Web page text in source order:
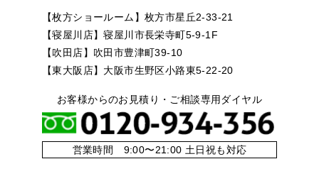
【枚方ショールーム】枚方市星丘2-33-21
【寝屋川店】寝屋川市長栄寺町5-9-1F
【吹田店】吹田市豊津町39-10
【東大阪店】大阪市生野区小路東5-22-20
お客様からのお見積り・ご相談専用ダイヤル
営業時間 9:00〜21:00 土日祝も対応